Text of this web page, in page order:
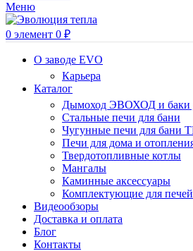
Меню
0 элемент 0 ₽
О заводе EVO
Карьера
Каталог
Дымоход ЭВОХОД и баки
Стальные печи для бани
Чугунные печи для бани
Печи для дома и
Твердотопливные котлы
Мангалы
Каминные аксессуары
Комплектующие для печей
Видеообзоры
Доставка и оплата
Блог
Контакты